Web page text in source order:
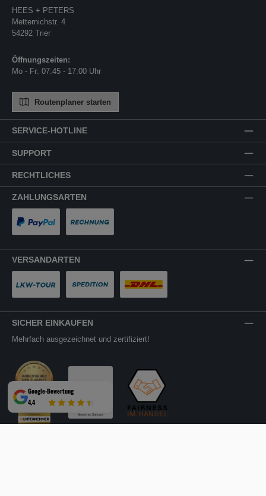
SERVICE-HOTLINE
SUPPORT
RECHTLICHES
ZAHLUNGSARTEN
VERSANDARTEN
HEES + PETERS
Metternichstr. 4
54292 Trier
Öffnungszeiten:
Mo - Fr: 07:45 - 17:00 Uhr
Routenplaner starten
SICHER EINKAUFEN
Mehrfach ausgezeichnet und zertifiziert!
Google-Bewertung
4,4